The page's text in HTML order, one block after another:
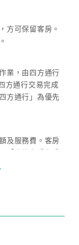
方可保留客房。
業，由四方通行
方通行交易完成
方通行」為優先
及服務費。客房
算及辦理。